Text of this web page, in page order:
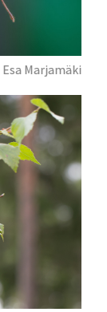
Marjamäki